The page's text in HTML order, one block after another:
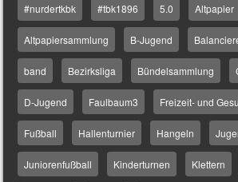
#nurdertkbk #tbk1896 5.0 Altpapier
Altpapiersammlung B-Jugend
band Bezirksliga Bündelsammlung
D-Jugend Faulbaum3 Freizeit- und
Fußball Hallenturnier Hangeln
Juniorenfußball Kinderturnen Klettern